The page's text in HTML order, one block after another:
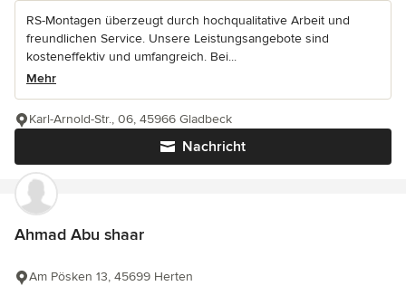
RS-Montagen überzeugt durch hochqualitative Arbeit und
freundlichen Service. Unsere Leistungsangebote sind
kosteneffektiv und umfangreich. Bei...
Mehr
Nachricht
Karl-Arnold-Str., 06, 45966 Gladbeck
Ahmad Abu shaar
Am Pösken 13, 45699 Herten